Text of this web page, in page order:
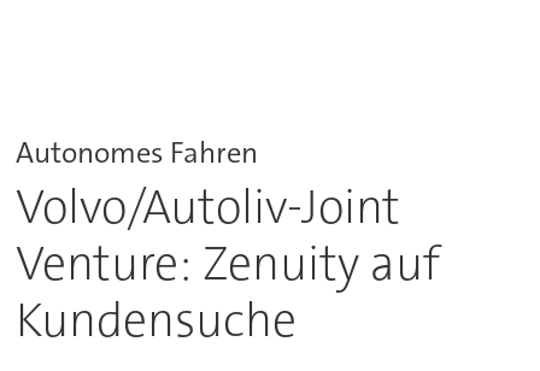
Autonomes Fahren
Volvo/Autoliv-Joint
Venture: Zenuity auf
Kundensuche